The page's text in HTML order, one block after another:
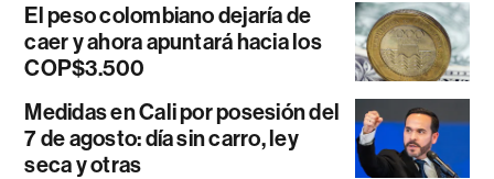
El peso colombiano dejaría de
caer y ahora apuntará hacia los
COP$3.500
Medidas en Cali por posesión del
7 de agosto: día sin carro, ley
seca y otras